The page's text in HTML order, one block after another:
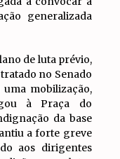
generalizada
de luta prévio,
no Senado
uma mobilização,
à Praça do
da base
a forte greve
aos dirigentes